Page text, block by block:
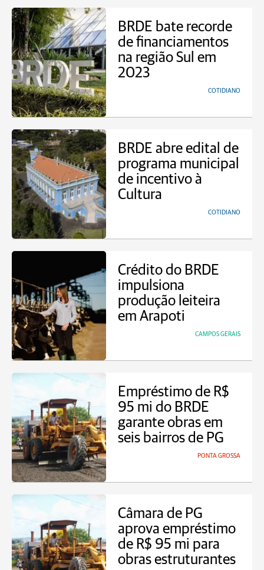
BRDE bate recorde
de financiamentos
na região Sul em
2023
COTIDIANO
BRDE abre edital de
programa municipal
de incentivo à
Cultura
COTIDIANO
Crédito do BRDE
impulsiona
produção leiteira
em Arapoti
CAMPOS GERAIS
Empréstimo de R$
95 mi do BRDE
garante obras em
seis bairros de PG
PONTA GROSSA
Câmara de PG
aprova empréstimo
de R$ 95 mi para
obras estruturantes